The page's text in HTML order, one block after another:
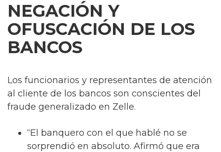
NEGACIÓN Y
OFUSCACIÓN DE LOS
BANCOS
Los funcionarios y representantes de atención
al cliente de los bancos son conscientes del
fraude generalizado en Zelle.
“El banquero con el que hablé no se
sorprendió en absoluto. Afirmó que era